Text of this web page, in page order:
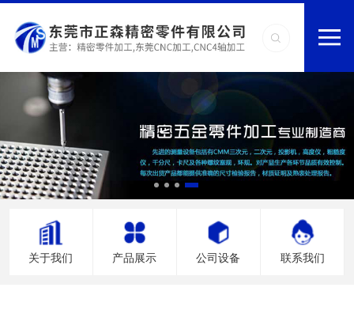
关于我们 产品展示 公司设备 联系我们